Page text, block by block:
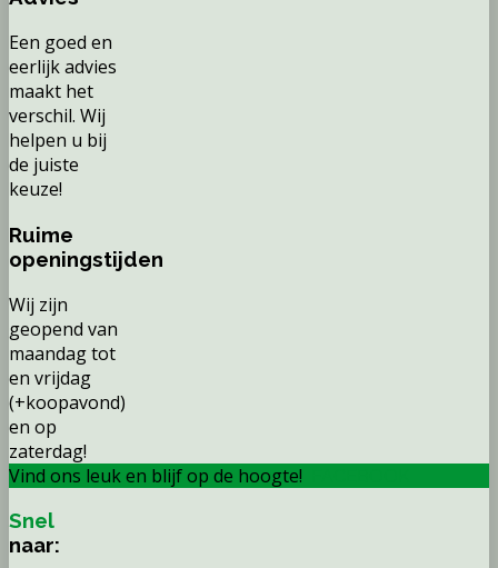
Een goed en
eerlijk advies
maakt het
verschil. Wij
helpen u bij
de juiste
keuze!
Ruime
openingstijden
Wij zijn
geopend van
maandag tot
en vrijdag
(+koopavond)
en op
zaterdag!
Vind ons leuk en blijf op de hoogte!
Snel
naar: